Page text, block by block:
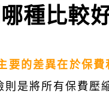
種比較
要的差異在於保費
是將所有保費壓